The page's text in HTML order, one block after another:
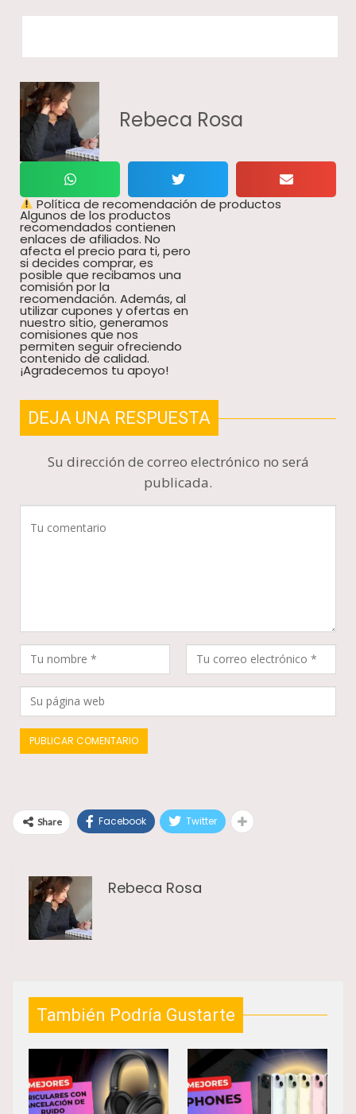
Rebeca Rosa
Política de recomendación de productos
Algunos de los productos
recomendados contienen
enlaces de afiliados. No
afecta el precio para ti, pero
si decides comprar, es
posible que recibamos una
comisión por la
recomendación. Además, al
utilizar cupones y ofertas en
nuestro sitio, generamos
comisiones que nos
permiten seguir ofreciendo
contenido de calidad.
¡Agradecemos tu apoyo!
DEJA UNA RESPUESTA
Su dirección de correo electrónico no será
publicada.
Share Facebook Twitter
Rebeca Rosa
También Podría Gustarte